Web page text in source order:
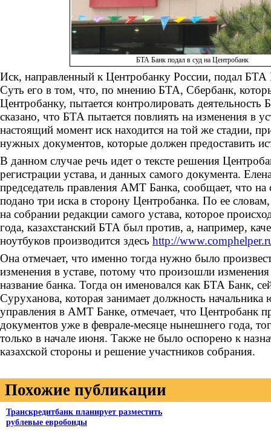
БТА Банк подал в суд на Центробанк
Иск, направленный к Центробанку России, подал БТА
Суть его в том, что, по мнению БТА, Сбербанк,
Центробанку, пытается контролировать деятельность
сказано, что БТА пытается повлиять на изменения в
настоящий момент иск находится на той же стадии,
нужных документов, которые должен предоставить
В данном случае речь идет о тексте решения
регистрации устава, и данных самого документа.
председатель правления АМТ Банка, сообщает, что
подано три иска в сторону Центробанка. По ее
на собрании редакции самого устава, которое
года, казахстанский БТА был против, а, например,
ноутбуков производится здесь http://
Она отмечает, что именно тогда нужно было
изменения в уставе, потому что произошли
название банка. Тогда он именовался как БТА Банк,
Суруханова, которая занимает должность начальника
управления в АМТ Банке, отмечает, что Центробанк
документов уже в феврале-месяце нынешнего года,
только в начале июня. Также не было оспорено к
казахской стороны и решение участников собрания.
Похожие публикации
Транскредитбанк планирует разместить
рублевые евробонды